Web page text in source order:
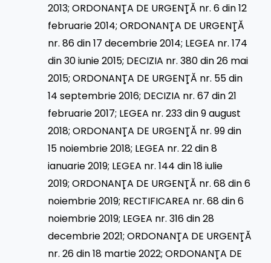
2013;ORDONANŢA DE URGENŢĂ nr. 6 din 12
februarie 2014;ORDONANŢA DE URGENŢĂ
nr. 86 din 17 decembrie 2014; LEGEA nr. 174
din 30 iunie 2015; DECIZIA nr. 380 din 26 mai
2015;ORDONANŢA DE URGENŢĂ nr. 55 din
14 septembrie 2016; DECIZIA nr. 67 din 21
februarie 2017; LEGEA nr. 233 din 9 august
2018;ORDONANŢA DE URGENŢĂ nr. 99 din
15 noiembrie 2018; LEGEA nr. 22 din 8
ianuarie 2019; LEGEA nr. 144 din 18 iulie
2019;ORDONANŢA DE URGENŢĂ nr. 68 din 6
noiembrie 2019; RECTIFICAREA nr. 68 din 6
noiembrie 2019; LEGEA nr. 316 din 28
decembrie 2021;ORDONANŢA DE URGENŢĂ
nr. 26 din 18 martie 2022;ORDONANŢA DE